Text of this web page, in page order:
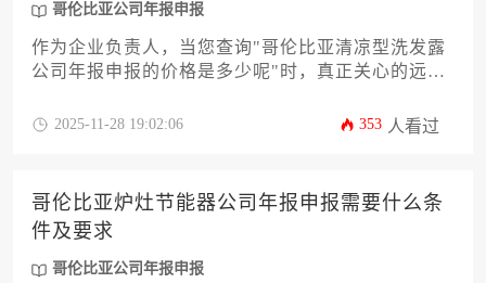
哥伦比亚公司年报申报
作为企业负责人，当您查询"哥伦比亚清凉型洗发露
公司年报申报的价格是多少呢"时，真正关心的远不
年报申报的完整成本构成，涵盖政府规费、代理服
算，避免因信息不对称导致的额外开支。无论企业
处于哪个发展阶段，这份攻略都将成为您控制合规
成本、优化财务决策的实用指南。
2025-11-28 19:02:06 353 人看过
哥伦比亚炉灶节能器公司年报申报需要什么条
件及要求
哥伦比亚公司年报申报